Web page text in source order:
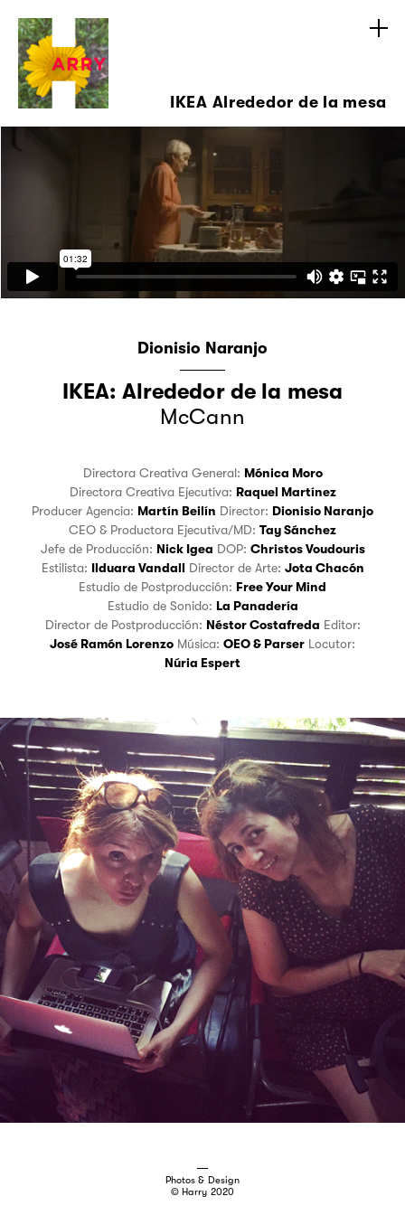
IKEA Alrededor de la mesa
Dionisio Naranjo
IKEA: Alrededor de la mesa
McCann
Directora Creativa General: Mónica Moro
Directora Creativa Ejecutiva: Raquel Martínez
Producer Agencia: Martín Beilín Director: Dionisio Naranjo
CEO & Productora Ejecutiva/MD: Tay Sánchez
Jefe de Producción: Nick Igea DOP: Christos Voudouris
Estilista: Ilduara Vandall Director de Arte: Jota Chacón
Estudio de Postproducción: Free Your Mind
Estudio de Sonido: La Panadería
Director de Postproducción: Néstor Costafreda
Editor:
José Ramón Lorenzo
Música: OEO & Parser
Locutor:
Núria Espert
Photos & Design
© Harry 2020